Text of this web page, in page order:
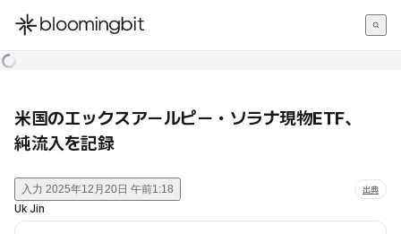
한국어
米国のエックスアールピー・ソラナ現物ETF、
純流入を記録
入力 2025年12月20日 午前1:18 出典
Uk Jin